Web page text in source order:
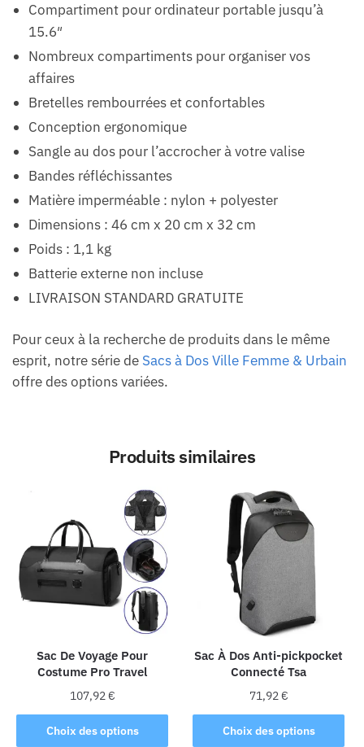
Compartiment pour ordinateur portable jusqu’à
15.6″
Nombreux compartiments pour organiser vos
affaires
Bretelles rembourrées et confortables
Conception ergonomique
Sangle au dos pour l’accrocher à votre valise
Bandes réfléchissantes
Matière imperméable : nylon + polyester
Dimensions : 46 cm x 20 cm x 32 cm
Poids : 1,1 kg
Batterie externe non incluse
LIVRAISON STANDARD GRATUITE
Pour ceux à la recherche de produits dans le même
esprit, notre série de Sacs à Dos Ville Femme & Urbain
offre des options variées.
Produits similaires
Sac De Voyage Pour
Costume Pro Travel
107,92€
Choix des options
Ce
Sac À Dos Anti-pickpocket
Connecté Tsa
71,92€
Choix des options
Ce